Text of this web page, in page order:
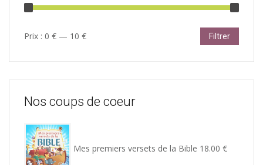
Prix
Prix
Filtrer
Prix : 0 € — 10 €
Nos coups de coeur
Mes premiers versets de la Bible 18.00 €